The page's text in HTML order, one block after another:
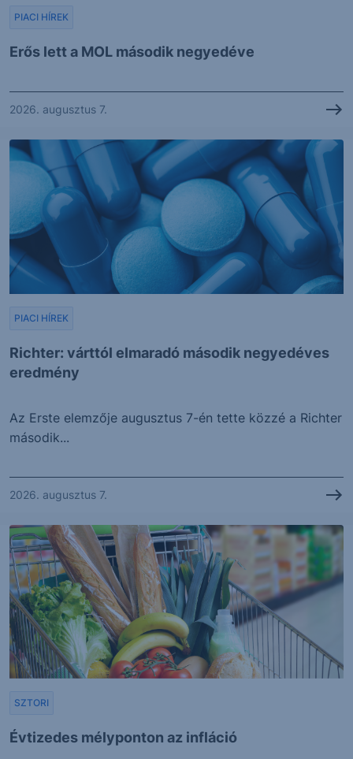
Erős lett a MOL második negyedéve
PIACI HÍREK
2026. augusztus 7.
Richter: várttól elmaradó második negyedéves
eredmény
PIACI HÍREK
Az Erste elemzője augusztus 7-én tette közzé a Richter
második...
2026. augusztus 7.
Évtizedes mélyponton az infláció
SZTORI